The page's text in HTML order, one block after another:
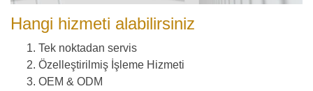
Hangi hizmeti alabilirsiniz
Tek noktadan servis
Özelleştirilmiş İşleme Hizmeti
OEM & ODM